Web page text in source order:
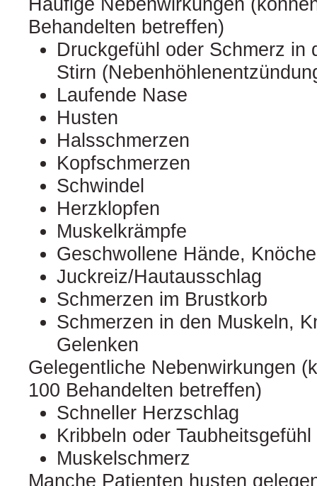
Behandelten betreffen)
Druckgefühl oder Schmerz in
Stirn
Laufende Nase
Husten
Halsschmerzen
Kopfschmerzen
Schwindel
Herzklopfen
Muskelkrämpfe
Geschwollene Hände,
Juckreiz/Hautausschlag
Schmerzen im Brustkorb
Schmerzen in den Muskeln,
Gelenken
Gelegentliche Nebenwirkungen
100 Behandelten betreffen)
Schneller Herzschlag
Kribbeln oder Taubheitsgefühl
Muskelschmerz
Manche Patienten husten